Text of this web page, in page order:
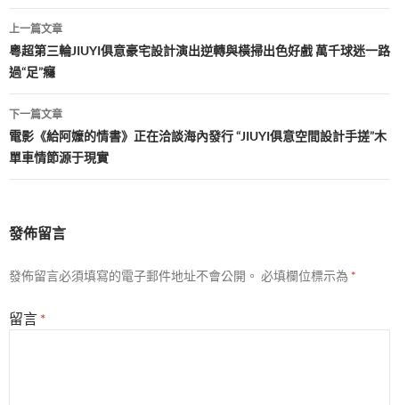
文
章
導
覽
上一篇文章
粵超第三輪JIUYI俱意豪宅設計演出逆轉與橫掃出色好戲 萬千球迷一路
過“足”癮
下一篇文章
電影《給阿嬤的情書》正在洽談海內發行 “JIUYI俱意空間設計手搓”木
單車情節源于現實
發佈留言
發佈留言必須填寫的電子郵件地址不會公開。 必填欄位標示為 *
留言 *